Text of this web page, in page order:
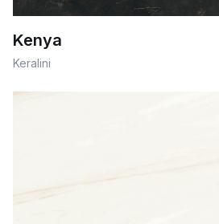
Kenya
Keralini